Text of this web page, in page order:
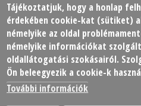
© 2026 Neumann János
(NJSZT)
Footer
menu
Adatkezelési tájékoztató
Tájékoztatjuk, hogy a honlap
érdekében cookie-kat (sütiket)
némelyike az oldal
némelyike információkat
oldallátogatási szokásairól.
Ön beleegyezik a cookie-k
További információk